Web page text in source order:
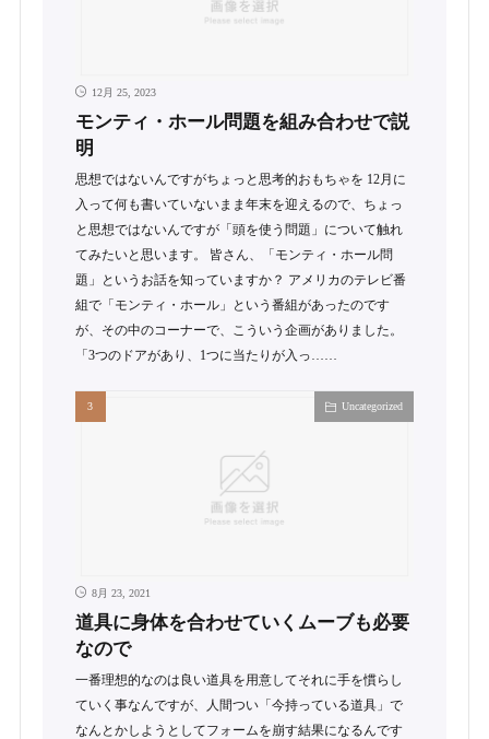
12月 25, 2023
モンティ・ホール問題を組み合わせで説
明
思想ではないんですがちょっと思考的おもちゃを 12月に
入って何も書いていないまま年末を迎えるので、ちょっ
と思想ではないんですが「頭を使う問題」について触れ
てみたいと思います。 皆さん、「モンティ・ホール問
題」というお話を知っていますか？ アメリカのテレビ番
組で「モンティ・ホール」という番組があったのです
が、その中のコーナーで、こういう企画がありました。
「3つのドアがあり、1つに当たりが入っ……
Uncategorized
8月 23, 2021
道具に身体を合わせていくムーブも必要
なので
一番理想的なのは良い道具を用意してそれに手を慣らし
ていく事なんですが、人間つい「今持っている道具」で
なんとかしようとしてフォームを崩す結果になるんです